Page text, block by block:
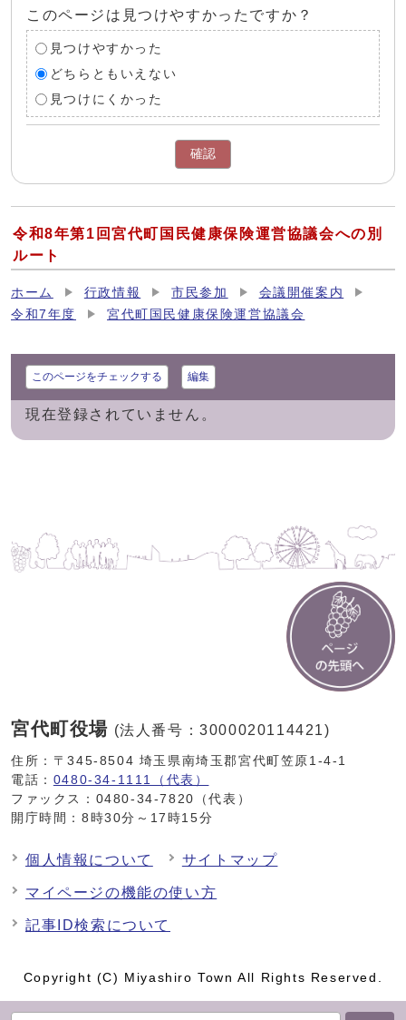
このページは見つけやすかったですか？
見つけやすかった
どちらともいえない
見つけにくかった
確認
令和8年第1回宮代町国民健康保険運営協議会への別
ルート
ホーム 行政情報 市民参加
会議開催案内
令和7年度
宮代町国民健康保険運営協議会
このページをチェックする 編集
現在登録されていません。
宮代町役場 (法人番号：3000020114421)
住所：〒345-8504 埼玉県南埼玉郡宮代町笠原1-4-1
電話： 0480-34-1111（代表）
ファックス：0480-34-7820（代表）
開庁時間：8時30分～17時15分
個人情報について サイトマップ
マイページの機能の使い方
記事ID検索について
Copyright (C) Miyashiro Town All Rights Reserved.